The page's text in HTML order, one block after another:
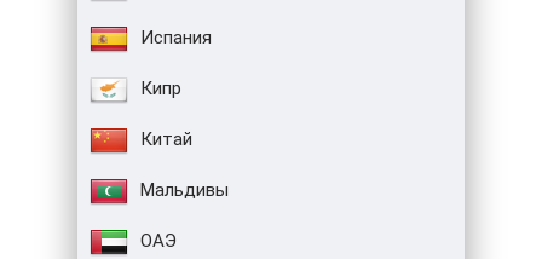
Испания
Кипр
Китай
Мальдивы
ОАЭ